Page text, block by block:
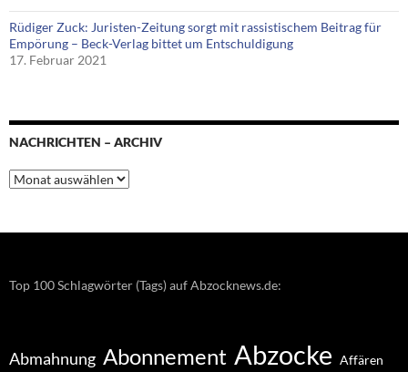
Rüdiger Zuck: Juristen-Zeitung sorgt mit rassistischem Beitrag für
Empörung – Beck-Verlag bittet um Entschuldigung
17. Februar 2021
NACHRICHTEN – ARCHIV
Nachrichten
–
Top 100 Schlagwörter (Tags) auf Abzocknews.de:
Abmahnung Abonnement Abzocke Affären